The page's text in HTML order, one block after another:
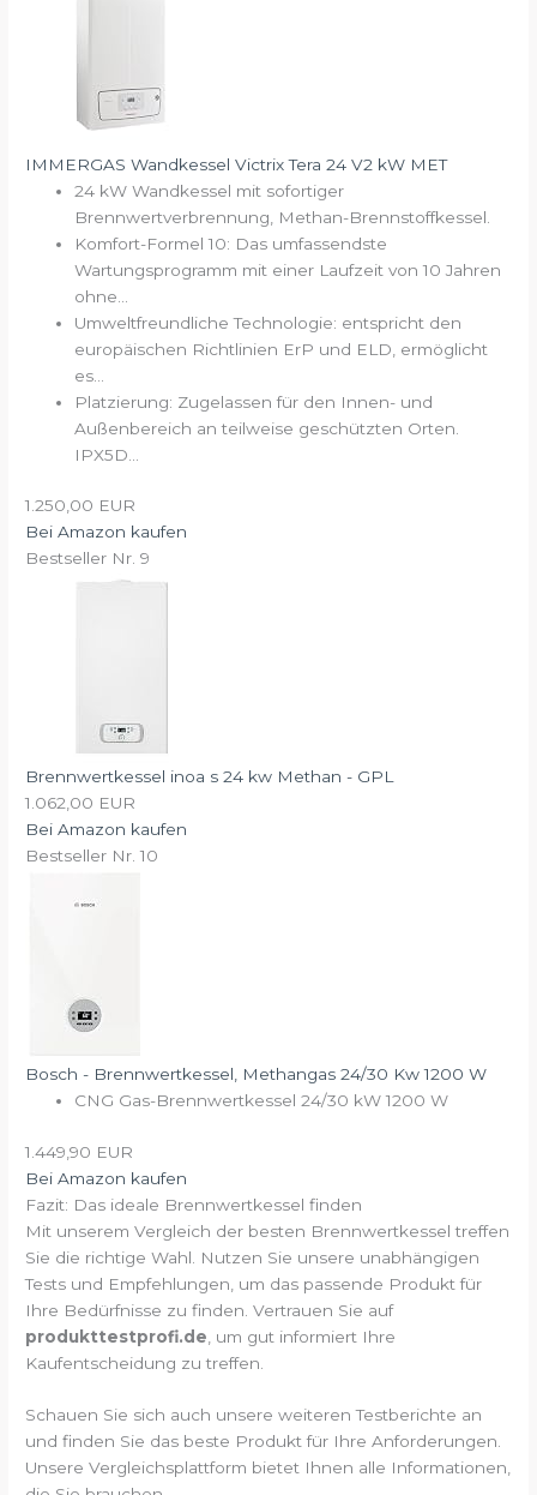
IMMERGAS Wandkessel Victrix Tera 24 V2 kW MET
24 kW Wandkessel mit sofortiger
Brennwertverbrennung, Methan-Brennstoffkessel.
Komfort-Formel 10: Das umfassendste
Wartungsprogramm mit einer Laufzeit von 10 Jahren
ohne...
Umweltfreundliche Technologie: entspricht den
europäischen Richtlinien ErP und ELD, ermöglicht
es...
Platzierung: Zugelassen für den Innen- und
Außenbereich an teilweise geschützten Orten.
IPX5D...
1.250,00 EUR
Bei Amazon kaufen
Bestseller Nr. 9
Brennwertkessel inoa s 24 kw Methan - GPL
1.062,00 EUR
Bei Amazon kaufen
Bestseller Nr. 10
Bosch - Brennwertkessel, Methangas 24/30 Kw 1200 W
CNG Gas-Brennwertkessel 24/30 kW 1200 W
1.449,90 EUR
Bei Amazon kaufen
Fazit: Das ideale Brennwertkessel finden
Mit unserem Vergleich der besten Brennwertkessel treffen
Sie die richtige Wahl. Nutzen Sie unsere unabhängigen
Tests und Empfehlungen, um das passende Produkt für
Ihre Bedürfnisse zu finden. Vertrauen Sie auf
produkttestprofi.de , um gut informiert Ihre
Kaufentscheidung zu treffen.
Schauen Sie sich auch unsere weiteren Testberichte an
und finden Sie das beste Produkt für Ihre Anforderungen.
Unsere Vergleichsplattform bietet Ihnen alle Informationen,